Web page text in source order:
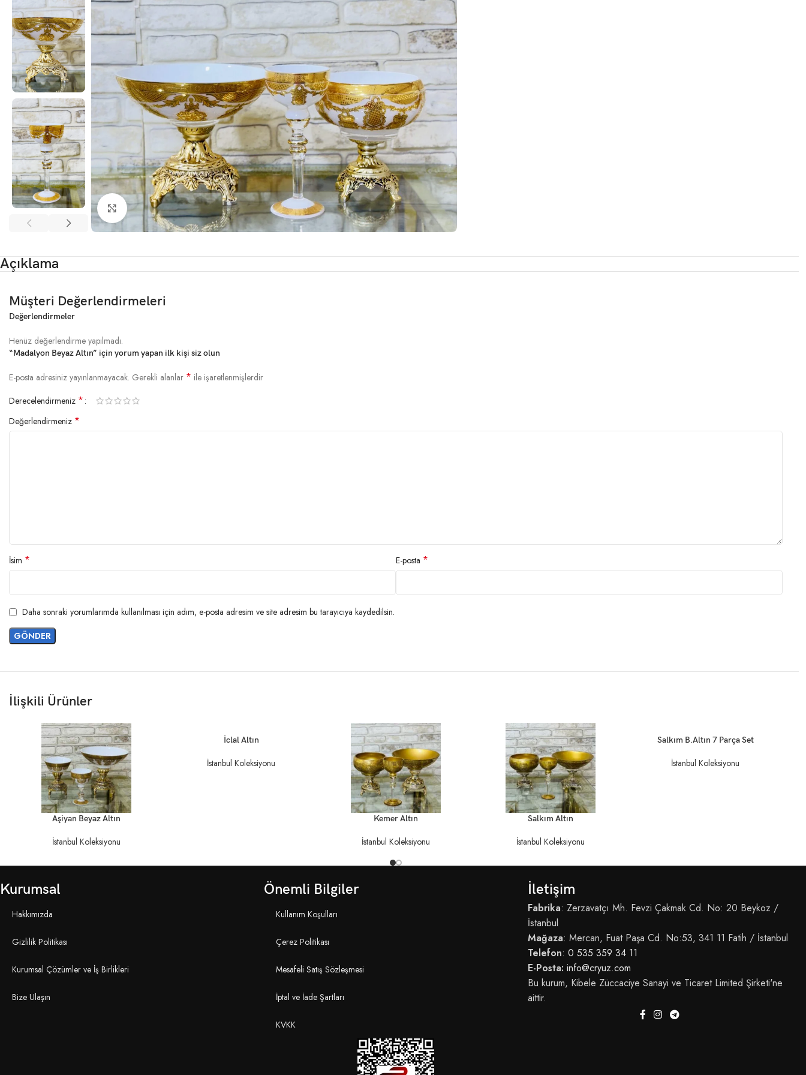
Click to enlarge
Açıklama
Müşteri Değerlendirmeleri
Değerlendirmeler
Henüz değerlendirme yapılmadı.
“Madalyon Beyaz Altın” için yorum yapan ilk kişi siz olun
E-posta adresiniz yayınlanmayacak. Gerekli alanlar * ile işaretlenmişlerdir
Derecelendirmeniz *
Değerlendirmeniz *
İsim * E-posta *
Daha sonraki yorumlarımda kullanılması için adım, e-posta adresim ve site adresim bu tarayıcıya kaydedilsin.
İlişkili Ürünler
DEVAMINI OKUAşiyan Beyaz Altın
İstanbul Koleksiyonu
DEVAMINI OKUİclal Altın
İstanbul Koleksiyonu
DEVAMINI OKUKemer Altın
İstanbul Koleksiyonu
DEVAMINI OKUSalkım Altın
İstanbul Koleksiyonu
DEVAMINI OKU
Salkım B.Altın 7 Parça Set
İstanbul Koleksiyonu
Kurumsal Önemli Bilgiler İletişim
Hakkımızda
Gizlilik Politikası
Kurumsal Çözümler ve İş Birlikleri
Bize Ulaşın
Kullanım Koşulları
Çerez Politikası
Mesafeli Satış Sözleşmesi
İptal ve İade Şartları
KVKK
Fabrika: Zerzavatçı Mh. Fevzi Çakmak Cd. No: 20 Beykoz /
İstanbul
Mağaza: Mercan, Fuat Paşa Cd. No:53, 341 11 Fatih / İstanbul
Telefon: 0 535 359 34 11
E-Posta: info@cryuz.com
Bu kurum, Kibele Züccaciye Sanayi ve Ticaret Limited Şirketi'ne
aittir.